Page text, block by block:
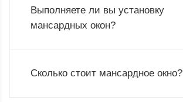
Выполняете ли вы установку
мансардных окон?
Сколько стоит мансардное окно?